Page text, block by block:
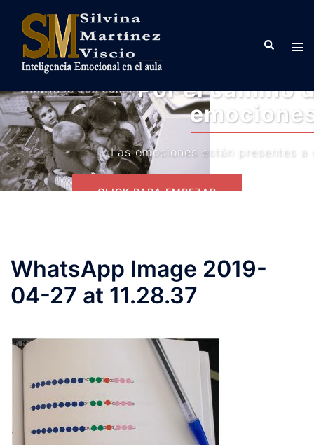
contenido
Buscar
Por el camino de las
emociones
Las emociones están presentes a cada
CLICK PARA EMPEZAR
WhatsApp Image 2019-
04-27 at 11.28.37